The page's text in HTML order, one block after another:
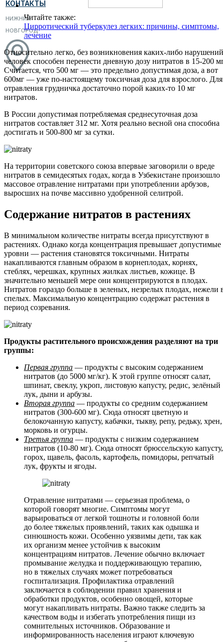
КОНТАКТЫ
НИЖНИЙ
НОВГОРОД
Читайте также:
Цирротический туберкулез легких: причины, симптомы,
лечение
Относительно легко, без возникновения каких-либо нарушений
человек способен перенести дневную дозу нитратов в 15-200
Считается, что 500 мг — это предельно допустимая доза, а вот
600мг — уже по-настоящему токсичная доза для взрослого. Для
отравления грудничка достаточно порой каких-то 10 мг
нитратов.
В России допустимая потребляемая среднесуточная доза
нитратов составляет 312 мг. Хотя реально весной она способна
достигать и 500-800 мг за сутки.
На территории советского союза впервые заговорили о вреде
нитратов в семидесятых годах, когда в Узбекистане произошло
массовое отравление нитратами при употреблении арбузов,
выросших на почве массивно удобренной селитрой.
Содержание нитратов в растениях
В минимальном количестве нитраты всегда присутствуют в
растениях. Однако когда концентрация превышает допустимые
уровни — растения становятся токсичными. Нитраты
накапливаются главным образом в корнеплодах, корнях,
стеблях, черешках, крупных жилках листьев, кожице. В
значительно меньшей мере они концентрируются в плодах.
Нитратов гораздо больше в зеленых, незрелых плодах, нежели
спелых. Максимальную концентрацию содержат растения в
период созревания.
Продукты растительного происхождения разделяют на три
группы:
Первая группа — продукты с высоким содержанием
нитратов (до 5000 мг/кг). К этой группе относят салат,
шпинат, свеклу, укроп, листовую капусту, редис, зелёный
лук, дыни и арбузы.
Вторая группа — продукты со средним содержанием
нитратов (300-600 мг). Сюда относят цветную и
белокочанную капусту, кабачки, тыкву, репу, редьку, хрен,
морковь и огурцы.
Третья группа — продукты с низким содержанием
нитратов (10-80 мг). Сюда относят брюссельскую капусту,
горох, щавель, фасоль, картофель, помидоры, репчатый
лук, фрукты и ягоды.
Отравление нитратами — серьезная проблема, о
которой говорят многие. Симптомы могут
варьироваться от легкой тошноты и головной боли
до более тяжелых проявлений, таких как одышка и
синюшность кожи. Особенно уязвимы дети, так как
их организм менее устойчив к высоким
концентрациям нитратов. Лечение обычно включает
промывание желудка и поддерживающую терапию,
но в тяжелых случаях может потребоваться
госпитализация. Профилактика отравлений
заключается в соблюдении правил хранения и
обработки продуктов, особенно овощей, которые
могут накапливать нитраты. Важно также следить за
качеством воды и избегать употребления пищи из
сомнительных источников. Образование и
информированность населения играют ключевую